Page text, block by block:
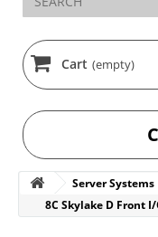
Cart (empty)
Server Systems
8C Skylake D Front I/